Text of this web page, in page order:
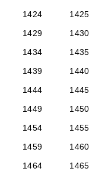
1424 1425
1429
1430
1434
1435
1439
1440
1444
1445
1449
1450
1454
1455
1459
1460
1464
1465